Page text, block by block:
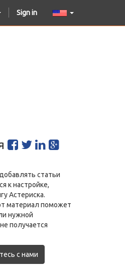
Sign in
статьи
к настройке,
Астериска.
материал поможет
нужной
получается
с нами